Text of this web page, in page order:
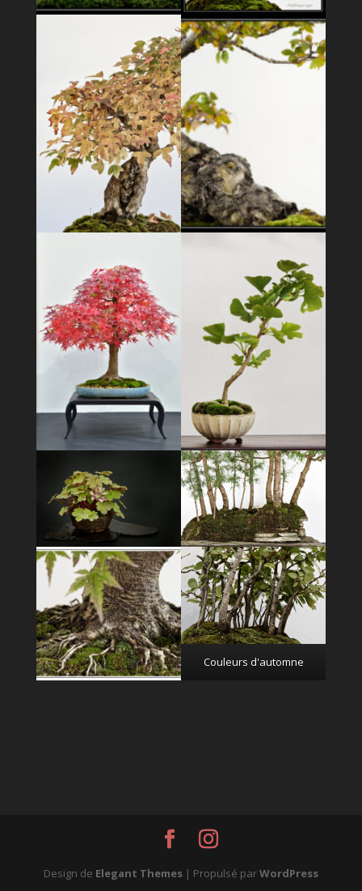
Couleurs d'automne
Design de Elegant Themes| Propulsé parWordPress